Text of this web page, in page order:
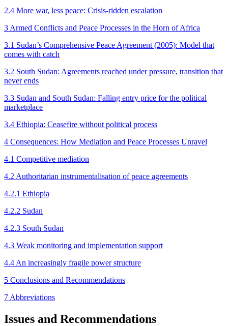
2.4 More war, less peace: Crisis-ridden escalation
3 Armed Conflicts and Peace Processes in the Horn of Africa
3.1 Sudan’s Comprehensive Peace Agreement (2005): Model that
comes with catch
3.2 South Sudan: Agreements reached under pressure, transition that
never ends
3.3 Sudan and South Sudan: Falling entry price for the political
marketplace
3.4 Ethiopia: Ceasefire without political process
4 Consequences: How Mediation and Peace Processes Unravel
4.1 Competitive mediation
4.2 Authoritarian instrumentalisation of peace agreements
4.2.1 Ethiopia
4.2.2 Sudan
4.2.3 South Sudan
4.3 Weak monitoring and implementation support
4.4 An increasingly fragile power structure
5 Conclusions and Recommendations
7 Abbreviations
Issues and Recommendations